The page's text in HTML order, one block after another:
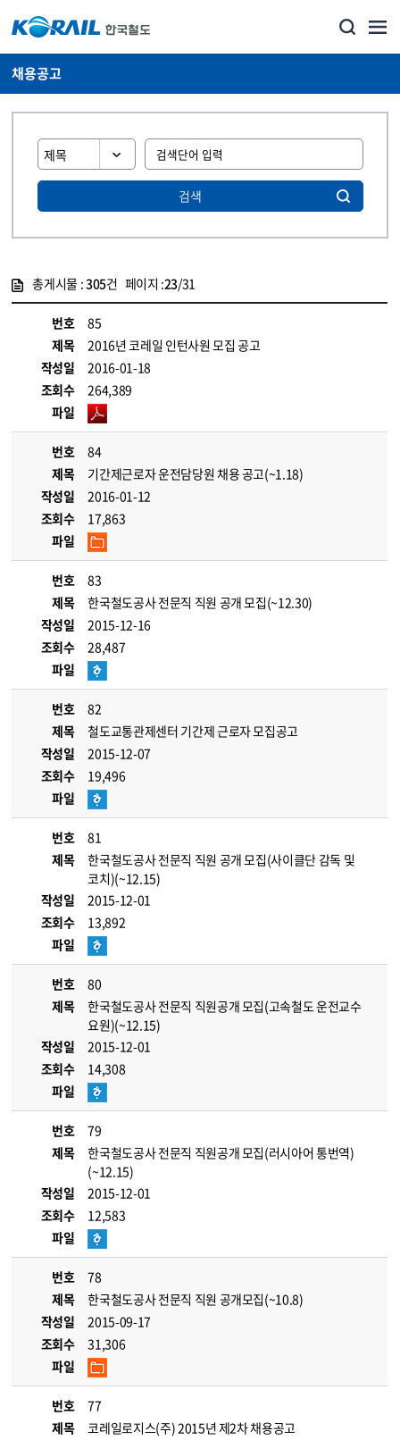
채용공고
검색
총게시물 :305건 페이지 :23/31
번호
85
제목
2016년 코레일 인턴사원 모집 공고
작성일
2016-01-18
조회수
264,389
파일
번호
84
제목
기간제근로자 운전담당원 채용 공고(~1.18)
작성일
2016-01-12
조회수
17,863
파일
번호
83
제목
한국철도공사 전문직 직원 공개 모집(~12.30)
작성일
2015-12-16
조회수
28,487
파일
번호
82
제목
철도교통관제센터 기간제 근로자 모집공고
작성일
2015-12-07
조회수
19,496
파일
번호
81
제목
한국철도공사 전문직 직원 공개 모집(사이클단 감독 및
코치)(~12.15)
작성일
2015-12-01
조회수
13,892
파일
번호
80
제목
한국철도공사 전문직 직원공개 모집(고속철도 운전교수
요원)(~12.15)
작성일
2015-12-01
조회수
14,308
파일
번호
79
제목
한국철도공사 전문직 직원공개 모집(러시아어 통번역)
(~12.15)
작성일
2015-12-01
조회수
12,583
파일
번호
78
제목
한국철도공사 전문직 직원 공개모집(~10.8)
작성일
2015-09-17
조회수
31,306
파일
번호
77
제목
코레일로지스(주) 2015년 제2차 채용공고